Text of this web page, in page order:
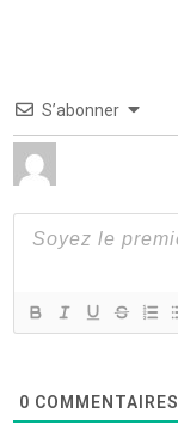
S’abonner
0 COMMENTAIRES